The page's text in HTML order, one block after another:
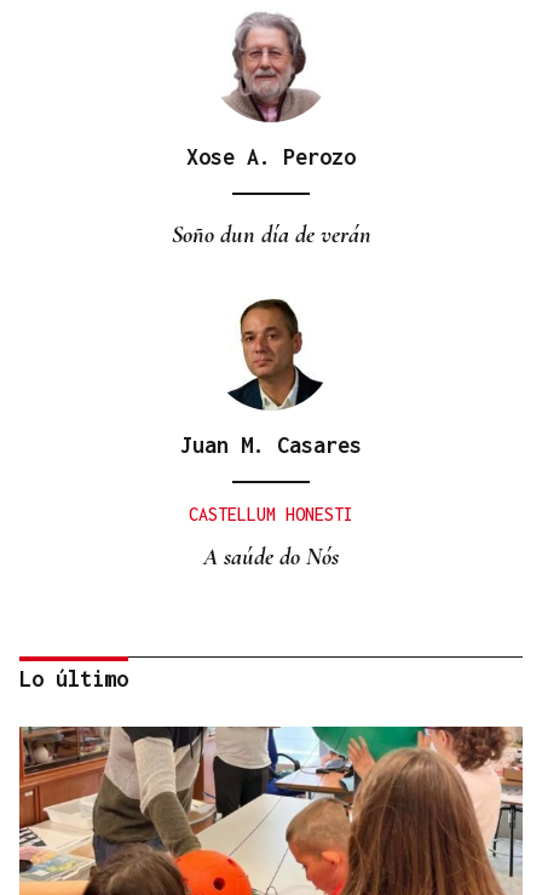
Xose A. Perozo
Soño dun día de verán
Juan M. Casares
CASTELLUM HONESTI
A saúde do Nós
Itxu Díaz
CRÓNICAS DE VERANO
El doble bikini como filosofía de vida
Lo último